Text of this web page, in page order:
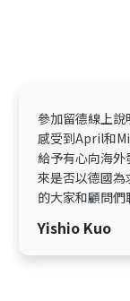
參加留德線上
感受到April和
給予有心向海
來是否以德國
的大家和顧問們
Yishio Kuo